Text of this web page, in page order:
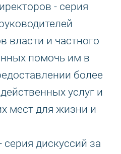
- серия
власти и частного
помочь им в
более
услуг и
мест для жизни и
дискуссий за